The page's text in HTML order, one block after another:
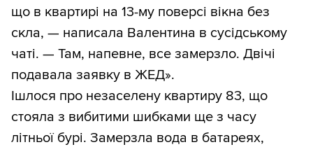
що в квартирі на 13-му поверсі вікна без
скла, — написала Валентина в сусідському
чаті. — Там, напевне, все замерзло. Двічі
подавала заявку в ЖЕД».
Ішлося про незаселену квартиру 83, що
стояла з вибитими шибками ще з часу
літньої бурі. Замерзла вода в батареях,